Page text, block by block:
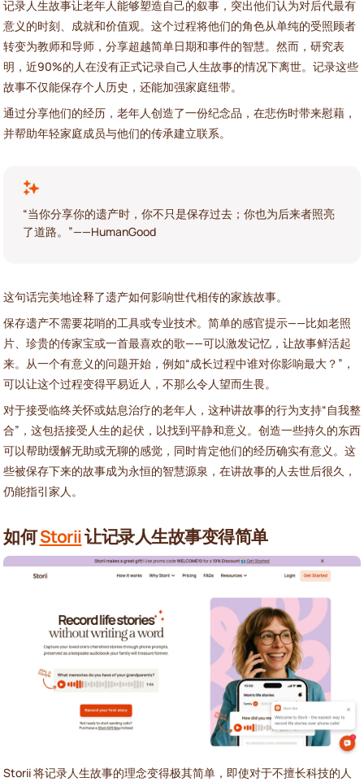
记录人生故事让老年人能够塑造自己的叙事，突出他们认为对后代最有
意义的时刻、成就和价值观。这个过程将他们的角色从单纯的受照顾者
转变为教师和导师，分享超越简单日期和事件的智慧。然而，研究表
明，近90%的人在没有正式记录自己人生故事的情况下离世。记录这些
故事不仅能保存个人历史，还能加强家庭纽带。
通过分享他们的经历，老年人创造了一份纪念品，在悲伤时带来慰藉，
并帮助年轻家庭成员与他们的传承建立联系。
“当你分享你的遗产时，你不只是保存过去；你也为后来者照亮
了道路。”——HumanGood
这句话完美地诠释了遗产如何影响世代相传的家族故事。
保存遗产不需要花哨的工具或专业技术。简单的感官提示——比如老照
片、珍贵的传家宝或一首最喜欢的歌——可以激发记忆，让故事鲜活起
来。从一个有意义的问题开始，例如“成长过程中谁对你影响最大？”，
可以让这个过程变得平易近人，不那么令人望而生畏。
对于接受临终关怀或姑息治疗的老年人，这种讲故事的行为支持“自我整
合”，这包括接受人生的起伏，以找到平静和意义。创造一些持久的东西
可以帮助缓解无助或无聊的感觉，同时肯定他们的经历确实有意义。这
些被保存下来的故事成为永恒的智慧源泉，在讲故事的人去世后很久，
仍能指引家人。
如何Storii让记录人生故事变得简单
Storii 将记录人生故事的理念变得极其简单，即使对于不擅长科技的人